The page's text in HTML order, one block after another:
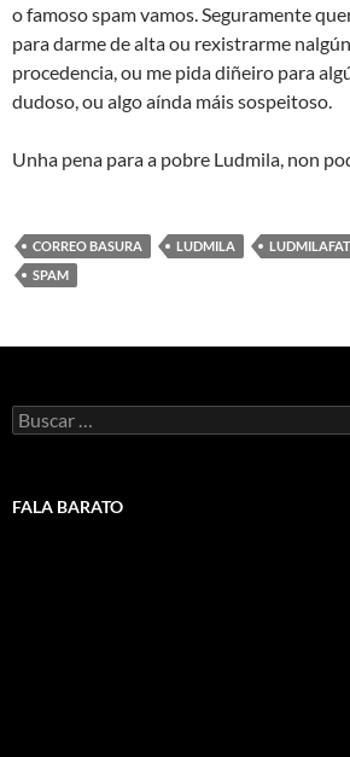
o famoso spam vamos. Seguramente
para darme de alta ou rexistrarme
procedencia, ou me pida diñeiro para
dudoso, ou algo aínda máis sospeitoso.
Unha pena para a pobre Ludmila, non
CORREO BASURA LUDMILA
SPAM
Buscar:
FALA BARATO